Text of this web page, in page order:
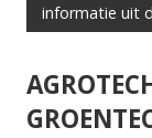
informatie uit